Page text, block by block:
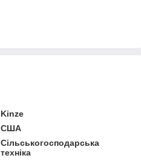
Kinze
США
Сільськогосподарська
техніка